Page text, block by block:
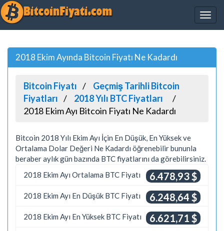
2018 Ekim Ayında Bitcoin Fiyatı Ne Kadardı
Bitcoin Fiyatı
Geçmiş Tarihli Bitcoin
Fiyatları
2018 Yılı BTC Fiyatları
2018 Ekim Ayı Bitcoin Fiyatı Ne Kadardı
Bitcoin 2018 Yılı Ekim Ayı İçin En Düşük, En Yüksek ve
Ortalama Dolar Değeri Ne Kadardı öğrenebilir bununla
beraber aylık gün bazında BTC fiyatlarını da görebilirsiniz.
6.478,93 $
2018 Ekim Ayı Ortalama BTC Fiyatı
6.248,64 $
2018 Ekim Ayı En Düşük BTC Fiyatı
6.621,71 $
2018 Ekim Ayı En Yüksek BTC Fiyatı